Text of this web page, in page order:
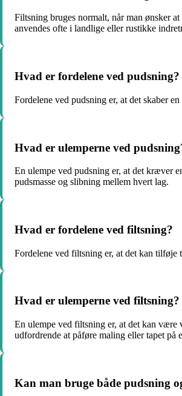
Filtsning bruges normalt, når man ønsker
anvendes ofte i landlige eller rustikke
Hvad er fordelene ved pudsning?
Fordelene ved pudsning er, at det skaber
Hvad er ulemperne ved
En ulempe ved pudsning er, at det kræver
pudsmasse og slibning mellem hvert lag.
Hvad er fordelene ved filtsning?
Fordelene ved filtsning er, at det kan
Hvad er ulemperne ved filtsning?
En ulempe ved filtsning er, at det kan være
udfordrende at påføre maling eller tapet på
Kan man bruge både pudsning